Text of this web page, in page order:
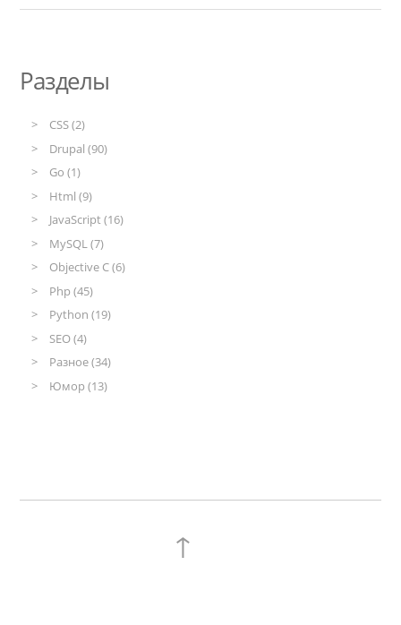
Разделы
CSS (2)
Drupal (90)
Go (1)
Html (9)
JavaScript (16)
MySQL (7)
Objective C (6)
Php (45)
Python (19)
SEO (4)
Разное (34)
Юмор (13)
↑